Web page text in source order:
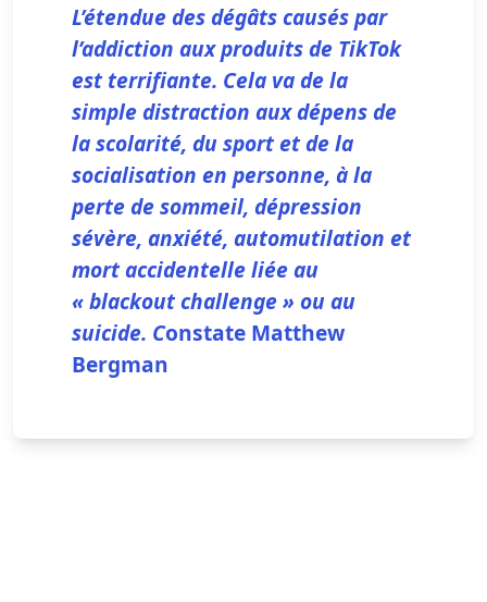
L’étendue des dégâts causés par
l’addiction aux produits de TikTok
est terrifiante. Cela va de la
simple distraction aux dépens de
la scolarité, du sport et de la
socialisation en personne, à la
perte de sommeil, dépression
sévère, anxiété, automutilation et
mort accidentelle liée au
« blackout challenge » ou au
suicide. Constate Matthew
Bergman